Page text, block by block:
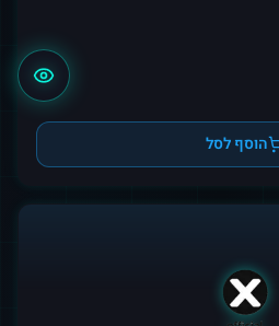
הוסף לסל